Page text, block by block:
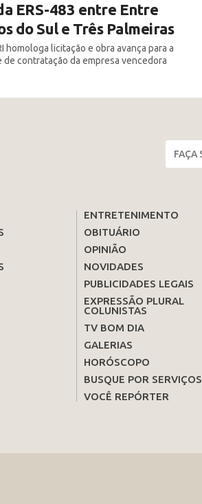
ERS-483 entre Entre
do Sul e Três Palmeiras
homologa licitação e obra avança para a
de contratação da empresa vencedora
ENTRETENIMENTO
OBITUÁRIO
OPINIÃO
NOVIDADES
PUBLICIDADES LEGAIS
EXPRESSÃO PLURAL
COLUNISTAS
TV BOM DIA
GALERIAS
HORÓSCOPO
BUSQUE POR SERVIÇOS
VOCÊ REPÓRTER